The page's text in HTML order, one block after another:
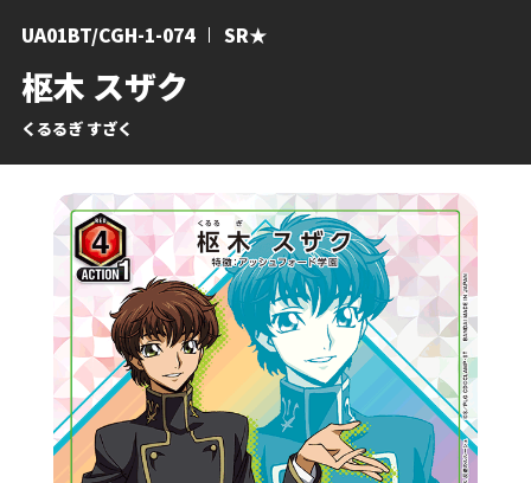
枢木 スザク
くるるぎ すざく
UA01BT/CGH-1-074 SR★